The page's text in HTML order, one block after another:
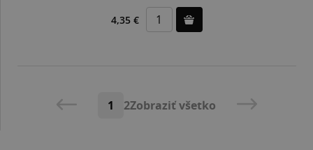
4,35 €
1 2Zobraziť všetko